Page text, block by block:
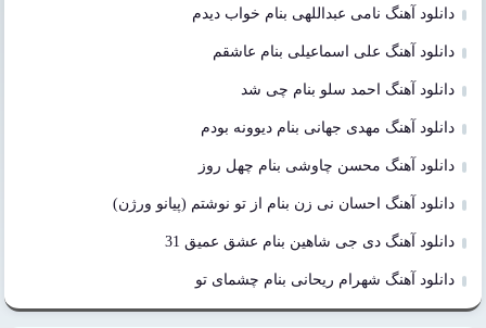
دانلود آهنگ نامی عبداللهی بنام خواب دیدم
دانلود آهنگ علی اسماعیلی بنام عاشقم
دانلود آهنگ احمد سلو بنام چی شد
دانلود آهنگ مهدی جهانی بنام دیوونه بودم
دانلود آهنگ محسن چاوشی بنام چهل روز
دانلود آهنگ احسان نی زن بنام از تو نوشتم (پیانو ورژن)
دانلود آهنگ دی جی شاهین بنام عشق عمیق 31
دانلود آهنگ شهرام ریحانی بنام چشمای تو